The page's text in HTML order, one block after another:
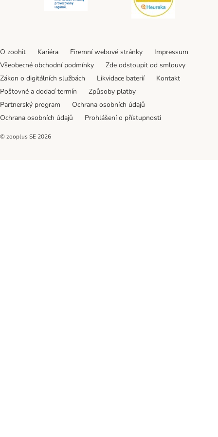
O zoohit Kariéra Firemní webové stránky
Impressum
Všeobecné obchodní podmínky
Zde odstoupit od smlouvy
Zákon o digitálních službách
Likvidace baterií
Kontakt
Poštovné a dodací termín
Způsoby platby
Partnerský program
Ochrana osobních údajů
Ochrana osobních údajů
Prohlášení o přístupnosti
© zooplus SE 2026